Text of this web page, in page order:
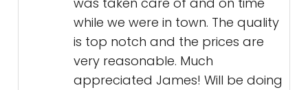
while we were in town. The quality
is top notch and the prices are
very reasonable. Much
appreciated James! Will be doing